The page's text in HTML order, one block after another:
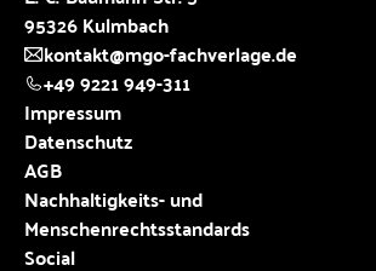
95326 Kulmbach
kontakt@mgo-fachverlage.de
+49 9221 949-311
Impressum
Datenschutz
AGB
Nachhaltigkeits- und
Menschenrechtsstandards
Social